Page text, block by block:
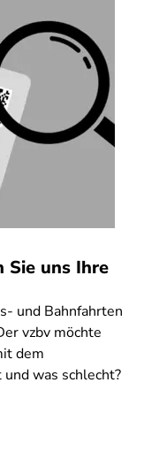
Sie uns Ihre
und Bahnfahrten
vzbv möchte
dem
was schlecht?